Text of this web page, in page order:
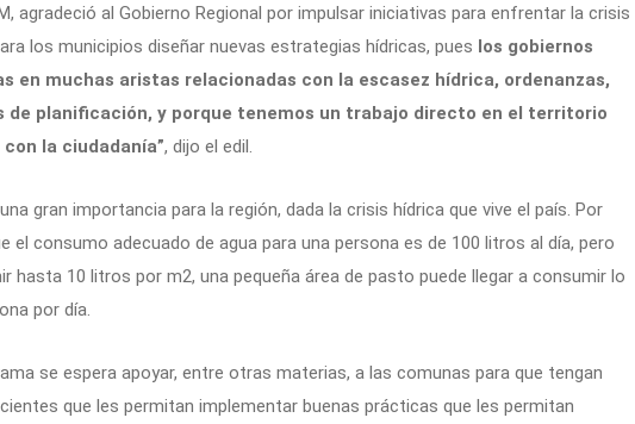
agradeció al Gobierno Regional por impulsar iniciativas para enfrentar la crisis
los municipios diseñar nuevas estrategias hídricas, pues los gobiernos
en muchas aristas relacionadas con la escasez hídrica, ordenanzas,
de planificación, y porque tenemos un trabajo directo en el territorio
la ciudadanía”, dijo el edil.
gran importancia para la región, dada la crisis hídrica que vive el país. Por
el consumo adecuado de agua para una persona es de 100 litros al día, pero
hasta 10 litros por m2, una pequeña área de pasto puede llegar a consumir lo
por día.
se espera apoyar, entre otras materias, a las comunas para que tengan
que les permitan implementar buenas prácticas que les permitan